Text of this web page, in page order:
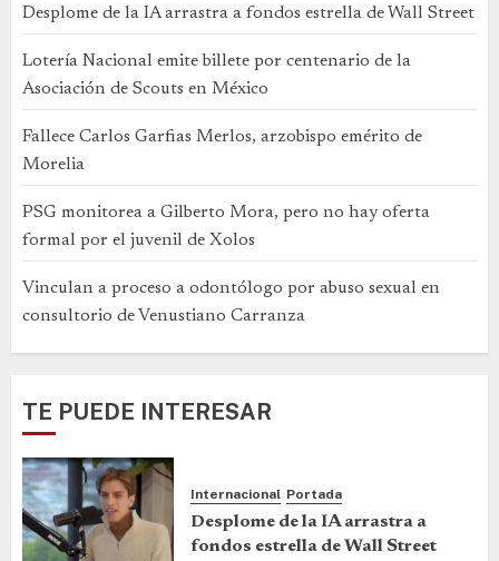
Desplome de la IA arrastra a fondos estrella de Wall Street
Lotería Nacional emite billete por centenario de la
Asociación de Scouts en México
Fallece Carlos Garfias Merlos, arzobispo emérito de
Morelia
PSG monitorea a Gilberto Mora, pero no hay oferta
formal por el juvenil de Xolos
Vinculan a proceso a odontólogo por abuso sexual en
consultorio de Venustiano Carranza
TE PUEDE INTERESAR
Internacional Portada
Desplome de la IA arrastra a
fondos estrella de Wall Street